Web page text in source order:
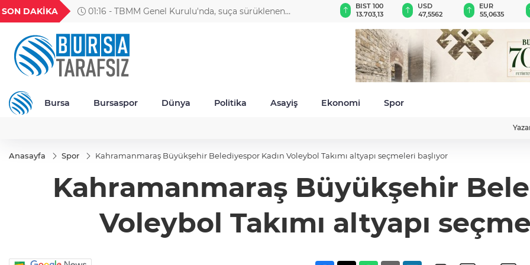
SON DAKİKA
01:16 - TBMM Genel Kurulu'nda, suça sürüklenen
görüşmeleri tamamlandı
18,1859
TND
16,3199
BGN
27,9529
VND
0,0018
BIST 100
13.703,13
USD
47,5562
EUR
55,0635
Bursa Bursaspor Dünya Politika Asayiş Ekonomi Spor
Anasayfa Spor Kahramanmaraş Büyükşehir Belediyespor Kadın Voleybol Takımı altyapı seçmeleri başlıyor
Kahramanmaraş Büyükşehir
Voleybol Takımı altyapı